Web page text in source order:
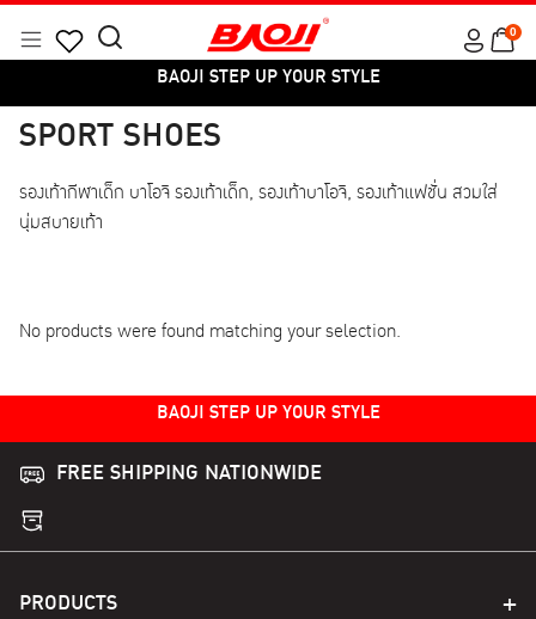
Menu
0
BAOJI STEP UP YOUR STYLE
BAOJI STEP UP YOUR STYLE
SPORT SHOES
รองเท้ากีฬาเด็ก บาโอจิ รองเท้าเด็ก, รองเท้าบาโอจิ, รองเท้าแฟชั่น สวมใส่
นุ่มสบายเท้า
No products were found matching your selection.
BAOJI STEP UP YOUR STYLE
BAOJI STEP UP YOUR STYLE
FREE SHIPPING NATIONWIDE
PRODUCTS